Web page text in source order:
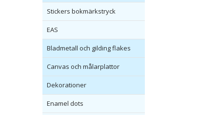
Stickers bokmärkstryck
EAS
Bladmetall och gilding flakes
Canvas och målarplattor
Dekorationer
Enamel dots